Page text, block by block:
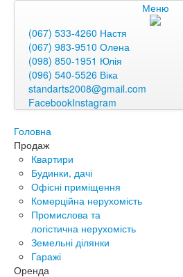
Меню
(067) 533-4260 Настя
(067) 983-9510 Олена
(098) 850-1951 Юлія
(096) 540-5526 Віка
standarts2008@gmail.com
FacebookInstagram
Головна
Продаж
Квартири
Будинки, дачі
Офісні приміщення
Комерційна нерухомість
Промислова та
логістична нерухомість
Земельні ділянки
Гаражі
Оренда